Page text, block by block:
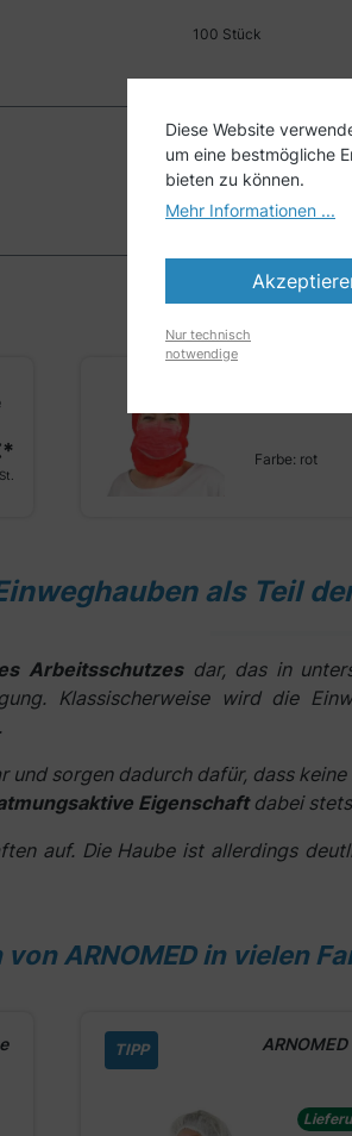
100 Stück
100 Stück
Farbe: rot
als Teil
Arbeitsschutzesdar, das in
Klassischerweise wird die
und sorgen dadurch dafür, dass
Eigenschaftdabei
auf. Die Haube ist allerdings
ARNOMED in vielen
TIPP
Diese Website
um eine bestmögliche
bieten zu können.
Mehr Informationen ...
Nur technisch
notwendige